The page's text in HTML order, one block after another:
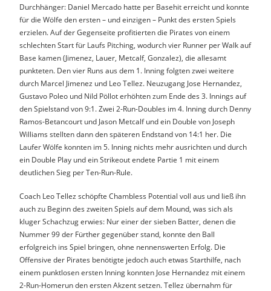
Durchhänger: Daniel Mercado hatte per Basehit erreicht und konnte
für die Wölfe den ersten – und einzigen – Punkt des ersten Spiels
erzielen. Auf der Gegenseite profitierten die Pirates von einem
schlechten Start für Laufs Pitching, wodurch vier Runner per Walk auf
Base kamen (Jimenez, Lauer, Metcalf, Gonzalez), die allesamt
punkteten. Den vier Runs aus dem 1. Inning folgten zwei weitere
durch Marcel Jimenez und Leo Tellez. Neuzugang Jose Hernandez,
Gustavo Poleo und Nild Pöllot erhöhten zum Ende des 3. Innings auf
den Spielstand von 9:1. Zwei 2-Run-Doubles im 4. Inning durch Denny
Ramos-Betancourt und Jason Metcalf und ein Double von Joseph
Williams stellten dann den späteren Endstand von 14:1 her. Die
Laufer Wölfe konnten im 5. Inning nichts mehr ausrichten und durch
ein Double Play und ein Strikeout endete Partie 1 mit einem
deutlichen Sieg per Ten-Run-Rule.
Coach Leo Tellez schöpfte Chambless Potential voll aus und ließ ihn
auch zu Beginn des zweiten Spiels auf dem Mound, was sich als
kluger Schachzug erwies: Nur einer der sieben Batter, denen die
Nummer 99 der Fürther gegenüber stand, konnte den Ball
erfolgreich ins Spiel bringen, ohne nennenswerten Erfolg. Die
Offensive der Pirates benötigte jedoch auch etwas Starthilfe, nach
einem punktlosen ersten Inning konnten Jose Hernandez mit einem
2-Run-Homerun den ersten Akzent setzen. Tellez übernahm für